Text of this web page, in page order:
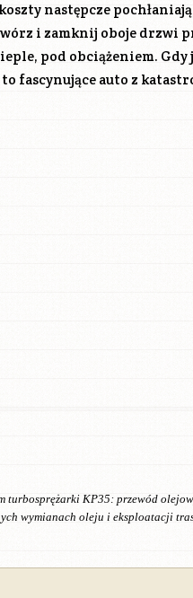
następcze
i zamknij oboje drzwi
pod obciążeniem.
to fascynujące auto z
turbosprężarki KP35: przewód
wymianach oleju i eksploatacji